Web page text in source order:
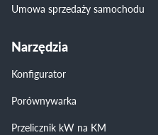
Umowa sprzedaży samochodu
Narzędzia
Konfigurator
Porównywarka
Przelicznik kW na KM